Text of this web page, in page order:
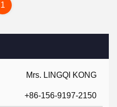
Mrs. LINGQI KONG
+86-156-9197-2150
1